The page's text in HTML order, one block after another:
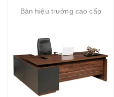
Bàn hiệu trưởng cao cấp